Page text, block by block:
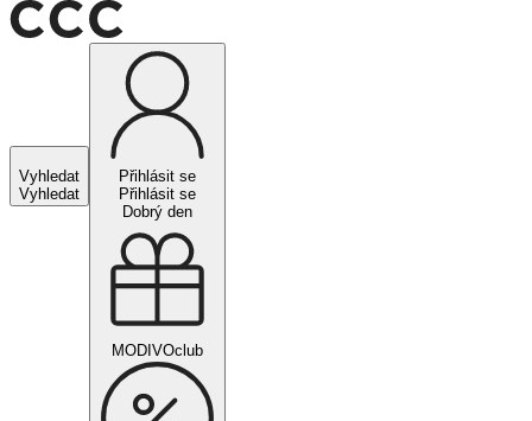
Vyhledat
Vyhledat
Přihlásit se
Přihlásit se
Dobrý den
MODIVOclub